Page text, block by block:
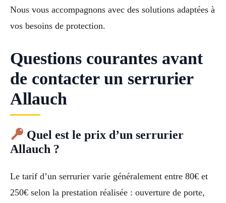
Nous vous accompagnons avec des solutions adaptées à
vos besoins de protection.
Questions courantes avant
de contacter un serrurier
Allauch
Quel est le prix d’un serrurier
Allauch ?
Le tarif d’un serrurier varie généralement entre 80€ et
250€ selon la prestation réalisée : ouverture de porte,